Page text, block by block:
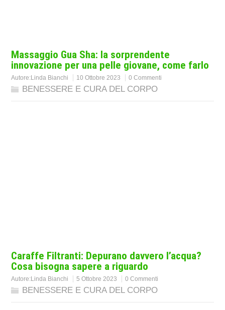
Massaggio Gua Sha: la sorprendente
innovazione per una pelle giovane, come farlo
Autore:Linda Bianchi 10 Ottobre 2023 0 Commenti
BENESSERE E CURA DEL CORPO
Caraffe Filtranti: Depurano davvero l’acqua?
Cosa bisogna sapere a riguardo
Autore:Linda Bianchi 5 Ottobre 2023 0 Commenti
BENESSERE E CURA DEL CORPO